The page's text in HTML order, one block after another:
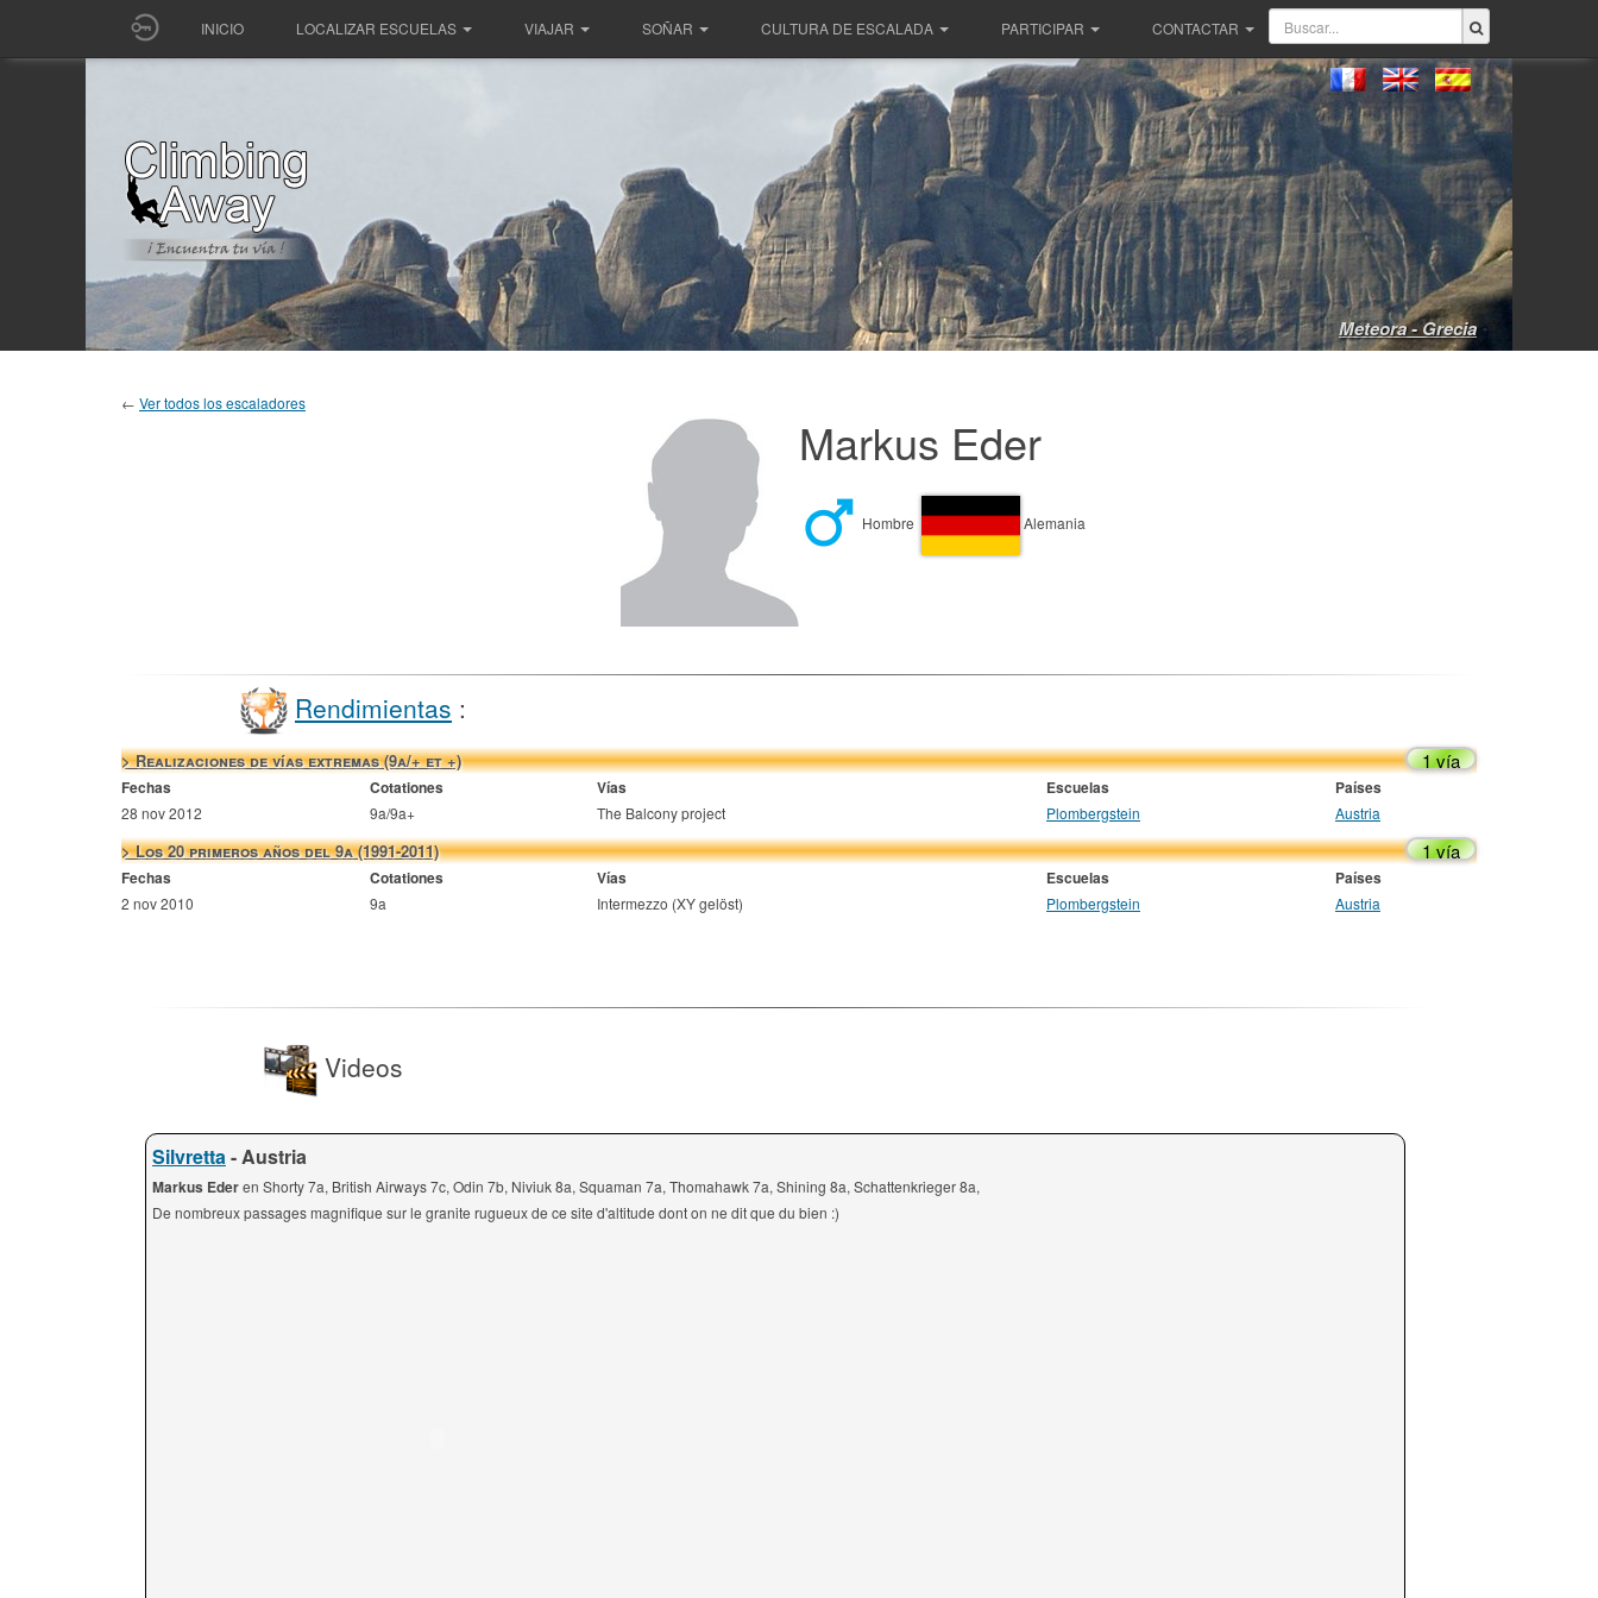
INICIO LOCALIZAR ESCUELAS VIAJAR SOÑAR CULTURA DE ESCALADA PARTICIPAR CONTACTAR
Meteora - Grecia
← Ver todos los escaladores
Markus Eder
Hombre Alemania
Rendimientas :
> Realizaciones de vías extremas (9a/+ et +) 1 vía
Fechas Cotationes Vías Escuelas Países
28 nov 2012 9a/9a+ The Balcony project Plombergstein Austria
> Los 20 primeros años del 9a (1991-2011) 1 vía
Fechas Cotationes Vías Escuelas Países
2 nov 2010 9a Intermezzo (XY gelöst) Plombergstein Austria
Videos
Silvretta- Austria
Markus Ederen Shorty 7a, British Airways 7c, Odin 7b, Niviuk 8a, Squaman 7a, Thomahawk 7a, Shining 8a, Schattenkrieger 8a,
De nombreux passages magnifique sur le granite rugueux de ce site d'altitude dont on ne dit que du bien :)